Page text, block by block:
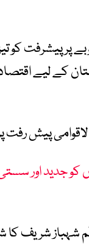
پیشرفت کو
کے لیے
پیش رفت
کو جدید اور
شریف کا